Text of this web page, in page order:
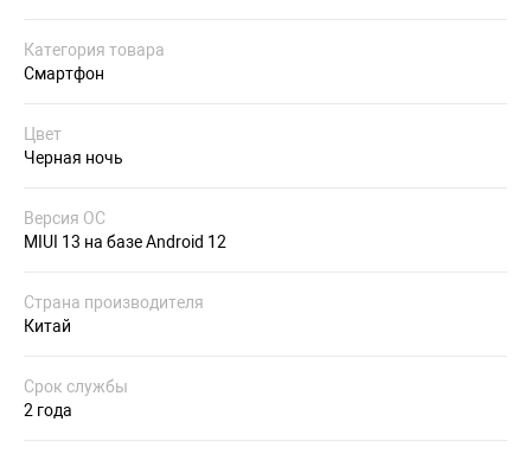
Категория товара
Смартфон
Цвет
Черная ночь
Версия ОС
MIUI 13 на базе Android 12
Страна производителя
Китай
Срок службы
2 года